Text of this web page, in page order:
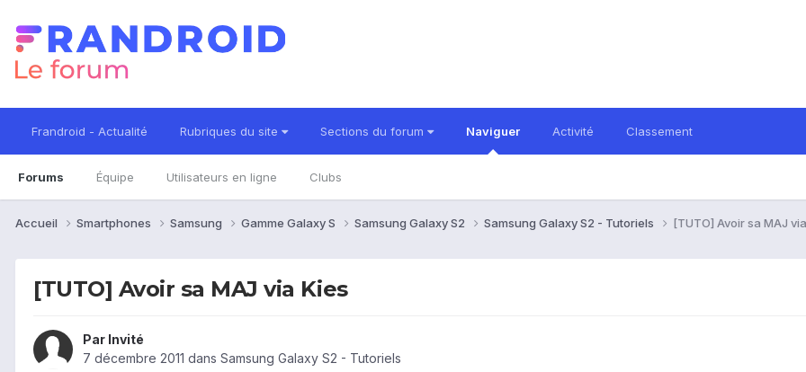
Frandroid - Actualité Rubriques du site Sections du forum Naviguer
Forums Équipe Utilisateurs en ligne Clubs
Activité Classement
Accueil Smartphones Samsung Gamme Galaxy S Samsung Galaxy S2 Samsung Galaxy S2 - Tutoriels [TUTO] Avoir sa MAJ
[TUTO] Avoir sa MAJ via Kies
Par Invité
7 décembre 2011 dans Samsung Galaxy S2 - Tutoriels